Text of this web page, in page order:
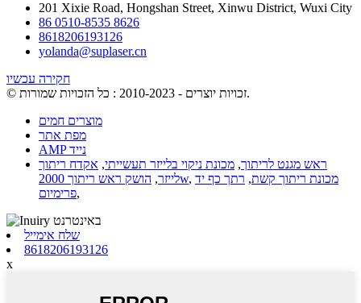
201 Xixie Road, Hongshan Street, Xinwu District, Wuxi City
86 0510-8535 8626
8618206193126
yolanda@suplaser.cn
חקירה עכשיו
© זכויות יוצרים - 2010-2023 : כל הזכויות שמורות.
מוצרים חמים
מפת אתר
AMP נייד
ראש מגנט לריתוך, מכונת ניקוי בלייזר תעשייתי, אקדח ריתוך
לייזר, הושק ראש ריתוך 2000w, מכונת ריתוך קשת, רתך כף יד
פרימיום,
שלח אימייל
8618206193126
x